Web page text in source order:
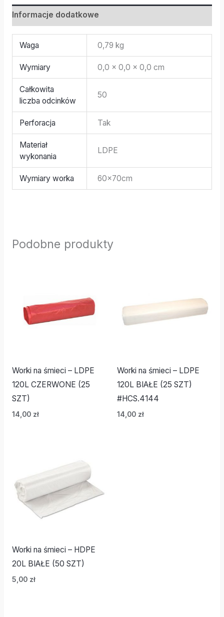
Informacje dodatkowe
Waga 0,79 kg
Wymiary 0,0 × 0,0 × 0,0 cm
Całkowita
liczba odcinków
50
Perforacja Tak
Materiał
wykonania
LDPE
Wymiary worka 60x70cm
Podobne produkty
Worki na śmieci – LDPE
120L CZERWONE (25
SZT)
14,00 zł
Worki na śmieci – LDPE
120L BIAŁE (25 SZT)
#HCS.4144
14,00 zł
Worki na śmieci – HDPE
20L BIAŁE (50 SZT)
5,00 zł